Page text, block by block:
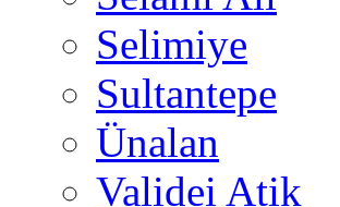
Selimiye
Sultantepe
Ünalan
Validei Atik